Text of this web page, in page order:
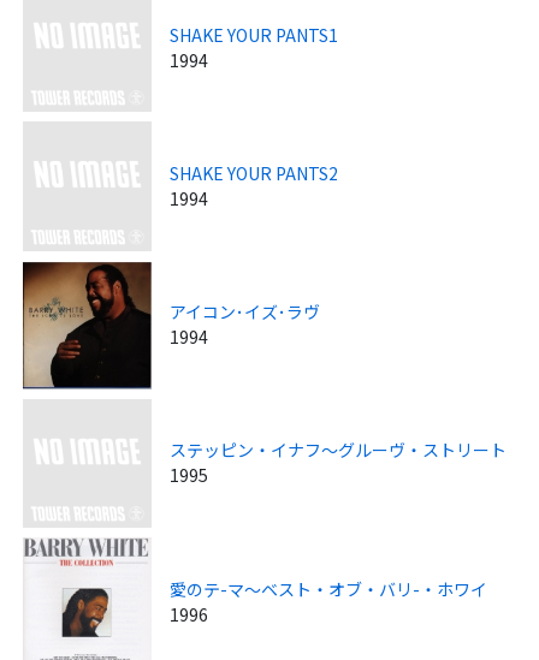
SHAKE YOUR PANTS1
1994
SHAKE YOUR PANTS2
1994
アイコン･イズ･ラヴ
1994
ステッピン・イナフ～グルーヴ・ストリート
1995
愛のテ-マ～ベスト・オブ・バリ-・ホワイ
1996